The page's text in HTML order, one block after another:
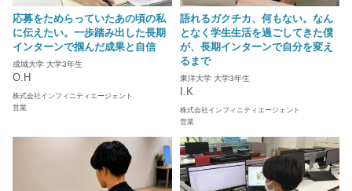
応募をためらっていたあの頃の私
に伝えたい。一歩踏み出した長期
インターンで掴んだ成果と自信
成城大学 大学3年生
O.H
株式会社インフィニティエージェント
営業
語れるガクチカ、何もない。なん
となく学生生活を過ごしてきた僕
が、長期インターンで自分を変え
るまで
東洋大学 大学3年生
I.K
株式会社インフィニティエージェント
営業